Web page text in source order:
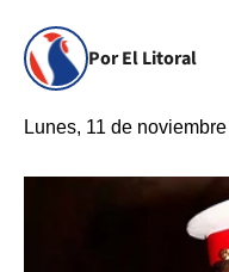
Por El Litoral
Lunes, 11 de